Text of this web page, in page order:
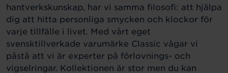
hantverkskunskap, har vi samma filosofi: att hjälpa
dig att hitta personliga smycken och klockor för
varje tillfälle i livet. Med vårt eget
svensktillverkade varumärke Classic vågar vi
påstå att vi är experter på förlovnings- och
vigselringar. Kollektionen är stor men du kan